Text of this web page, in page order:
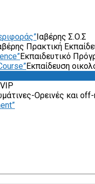
Ιαβέρης Σ.Ο.Σ
Πρακτική
Εκπαιδευτικό
Εκπαίδευση
Ορεινές και